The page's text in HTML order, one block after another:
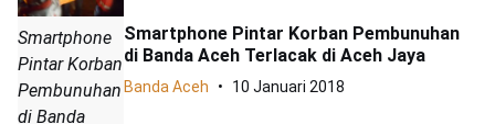
Smartphone
Pintar Korban
Pembunuhan
di Banda
Smartphone Pintar Korban Pembunuhan
di Banda Aceh Terlacak di Aceh Jaya
Banda Aceh 10 Januari 2018